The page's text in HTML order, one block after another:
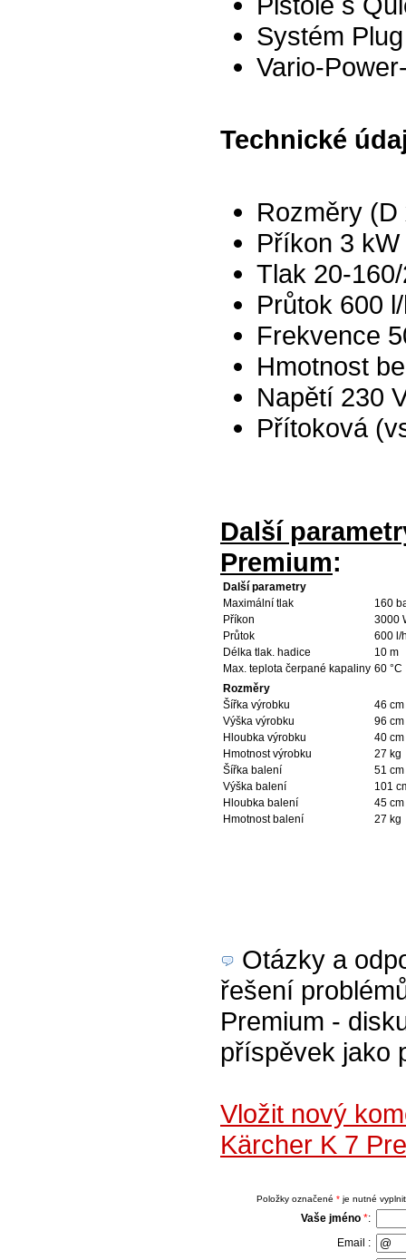
Systém
Vario-
Technické
Rozměry
Příkon 3 kW
Tlak 20-
Průtok 600
Frekvence
Hmotnost
Napětí 230
Přítoková
Další
Premium:
Další parametry
Maximální tlak
160
Příkon
3000
Průtok
600 l/
Délka tlak. hadice
10 m
Max. teplota čerpané kapaliny 60 °C
Rozměry
Šířka výrobku
46 cm
Výška výrobku
96 cm
Hloubka výrobku
40 cm
Hmotnost výrobku
27 kg
Šířka balení
51 cm
Výška balení
101
Hloubka balení
45 cm
Hmotnost balení
27 kg
Otázky a
řešení
Premium -
příspěvek jako
Vložit nový
Kärcher K 7
Položky označené *je nutné
Vaše jméno *:
Email :